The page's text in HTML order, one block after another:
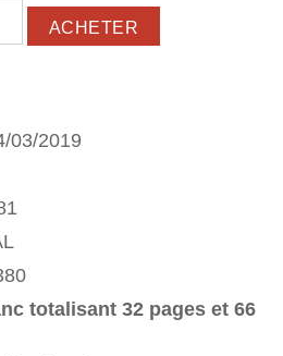
03/2019
totalisant 32 pages et 66